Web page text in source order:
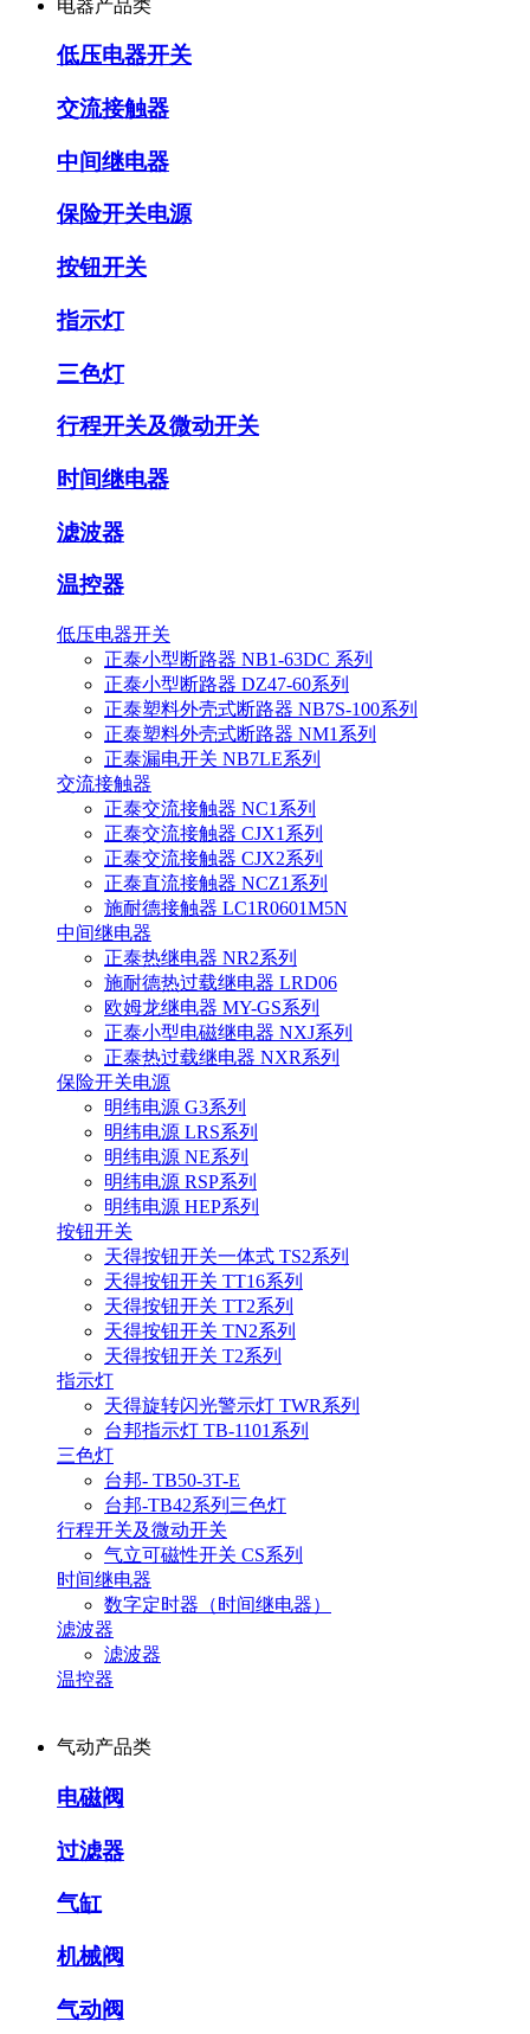
电器产品类
低压电器开关
交流接触器
中间继电器
保险开关电源
按钮开关
指示灯
三色灯
行程开关及微动开关
时间继电器
滤波器
温控器
低压电器开关
正泰小型断路器 NB1-63DC 系列
正泰小型断路器 DZ47-60系列
正泰塑料外壳式断路器 NB7S-100系列
正泰塑料外壳式断路器 NM1系列
正泰漏电开关 NB7LE系列
交流接触器
正泰交流接触器 NC1系列
正泰交流接触器 CJX1系列
正泰交流接触器 CJX2系列
正泰直流接触器 NCZ1系列
施耐德接触器 LC1R0601M5N
中间继电器
正泰热继电器 NR2系列
施耐德热过载继电器 LRD06
欧姆龙继电器 MY-GS系列
正泰小型电磁继电器 NXJ系列
正泰热过载继电器 NXR系列
保险开关电源
明纬电源 G3系列
明纬电源 LRS系列
明纬电源 NE系列
明纬电源 RSP系列
明纬电源 HEP系列
按钮开关
天得按钮开关一体式 TS2系列
天得按钮开关 TT16系列
天得按钮开关 TT2系列
天得按钮开关 TN2系列
天得按钮开关 T2系列
指示灯
天得旋转闪光警示灯 TWR系列
台邦指示灯 TB-1101系列
三色灯
台邦- TB50-3T-E
台邦-TB42系列三色灯
行程开关及微动开关
气立可磁性开关 CS系列
时间继电器
数字定时器（时间继电器）
滤波器
滤波器
温控器
气动产品类
电磁阀
过滤器
气缸
机械阀
气动阀